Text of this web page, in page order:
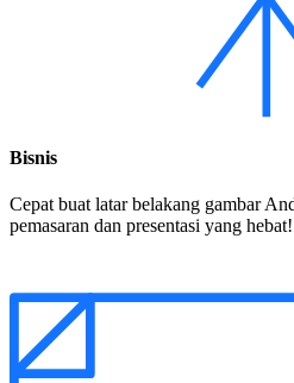
Bisnis
Cepat buat latar belakang gambar
pemasaran dan presentasi yang hebat!